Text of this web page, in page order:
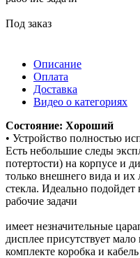
Под заказ
Описание
Оплата
Доставка
Видео о категориях
Состояние: Хороший
• Устройство полностью
Есть небольшие следы
потертости) на корпусе и
только внешнего вида и
стекла. Идеально
рабочие задачи
имеет незначительные
дисплее присутствует
комплекте коробка и кабель